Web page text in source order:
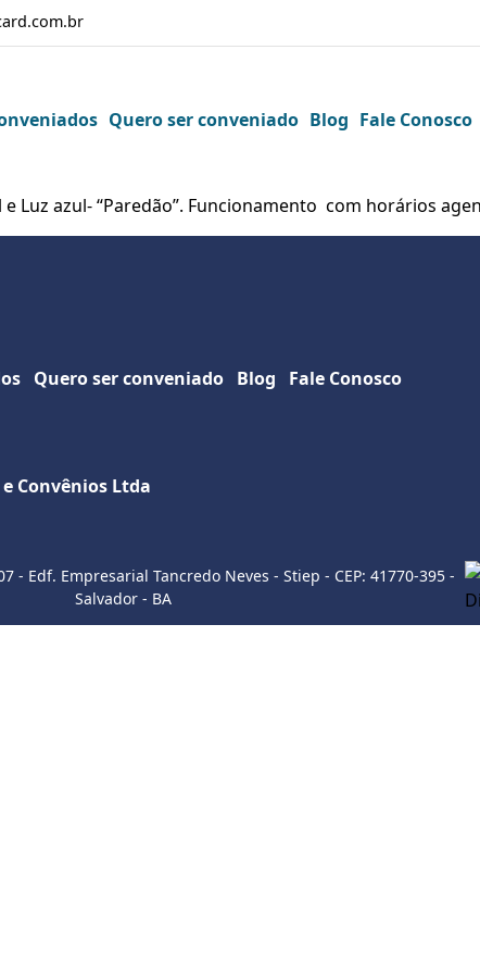
Quero ser conveniado Blog Fale Conosco
Como utilizar
Luz azul- “Paredão”. Funcionamento com horários
Quero ser conveniado Blog Fale Conosco
Convênios Ltda
- Edf. Empresarial Tancredo Neves - Stiep - CEP: 41770-395 -
Salvador - BA